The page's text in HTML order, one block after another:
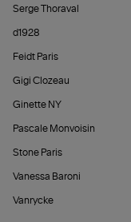
Serge Thoraval
d1928
Feidt Paris
Gigi Clozeau
Ginette NY
Pascale Monvoisin
Stone Paris
Vanessa Baroni
Vanrycke